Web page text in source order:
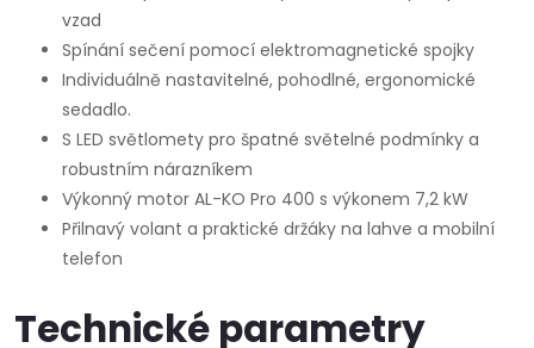
vzad
Spínání sečení pomocí elektromagnetické spojky
Individuálně nastavitelné, pohodlné, ergonomické
sedadlo.
S LED světlomety pro špatné světelné podmínky a
robustním nárazníkem
Výkonný motor AL-KO Pro 400 s výkonem 7,2 kW
Přilnavý volant a praktické držáky na lahve a mobilní
telefon
Technické parametry